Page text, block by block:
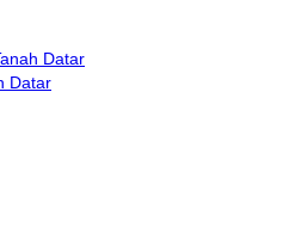
Datar
Datar